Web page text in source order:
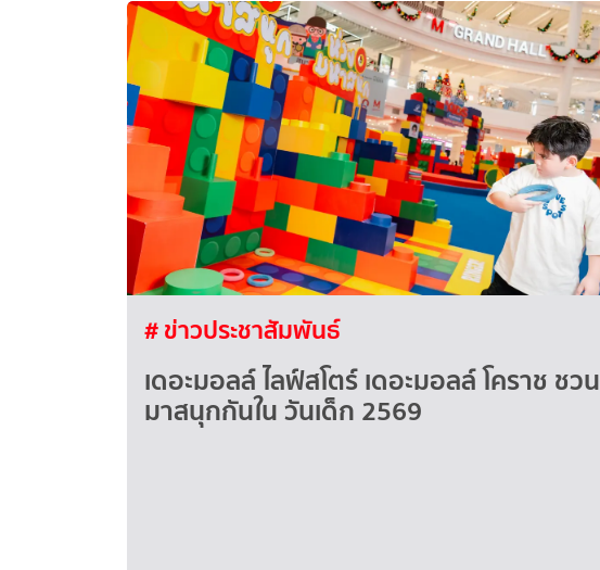
# ข่าวประชาสัมพันธ์
เดอะมอลล์ ไลฟ์สโตร์ เดอะมอลล์ โคราช ชวน
มาสนุกกันใน วันเด็ก 2569